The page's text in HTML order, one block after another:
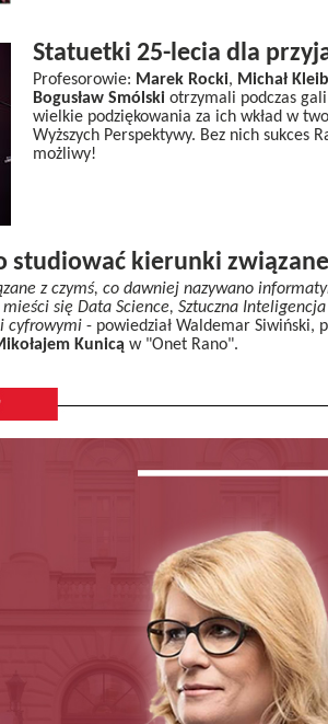
Statuetki 25-lecia dla
Profesorowie: Marek Rocki, Michał
Bogusław Smólski otrzymali podczas
wielkie podziękowania za ich wkład w
Wyższych Perspektywy. Bez nich sukces
możliwy!
kierunki
z czymś, co dawniej nazywano
się Data Science, Sztuczna
cyfrowymi - powiedział Waldemar Siwiński,
Kunicą w "Onet Rano".